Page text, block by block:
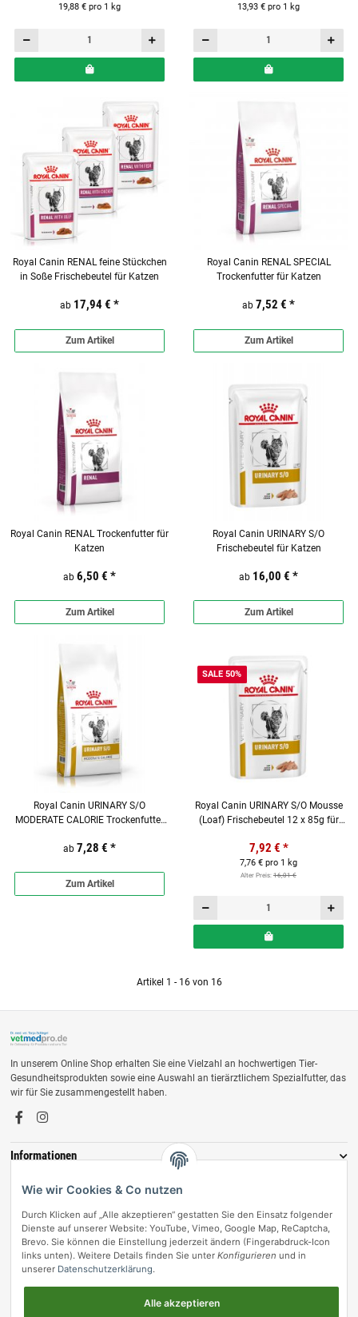
19,88 € pro 1 kg 13,93 € pro 1 kg
Royal Canin RENAL feine Stückchen
in Soße Frischebeutel für Katzen
ab 17,94 € *
Zum Artikel
Royal Canin RENAL SPECIAL
Trockenfutter für Katzen
ab 7,52 € *
Zum Artikel
Royal Canin RENAL Trockenfutter für
Katzen
ab 6,50 € *
Zum Artikel
Royal Canin URINARY S/O
Frischebeutel für Katzen
ab 16,00 € *
Zum Artikel
Royal Canin URINARY S/O
MODERATE CALORIE Trockenfutter
ab 7,28 € *
Zum Artikel
SALE 50%
Royal Canin URINARY S/O Mousse
(Loaf) Frischebeutel 12 x 85g für
7,92 € *
7,76 € pro 1 kg
Alter Preis: 16,01 €
Artikel 1 - 16 von 16
In unserem Online Shop erhalten Sie eine Vielzahl an hochwertigen Tier-
Gesundheitsprodukten sowie eine Auswahl an tierärztlichem Spezialfutter, das
wir für Sie zusammengestellt haben.
Informationen
Zahlungsmöglichkeiten
Wie wir Cookies & Co nutzen
Durch Klicken auf „Alle akzeptieren“ gestatten Sie den Einsatz folgender
Dienste auf unserer Website: YouTube, Vimeo, Google Map, ReCaptcha,
Brevo. Sie können die Einstellung jederzeit ändern (Fingerabdruck-Icon
links unten). Weitere Details finden Sie unter Konfigurieren und in
unserer Datenschutzerklärung.
Alle akzeptieren